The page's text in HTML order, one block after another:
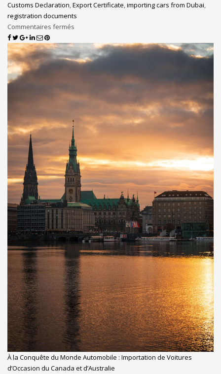
Customs Declaration,Export Certificate,importing cars from Dubai,
registration documents
Commentaires fermés
À la Conquête du Monde Automobile : Importation de Voitures
d’Occasion du Canada et d’Australie